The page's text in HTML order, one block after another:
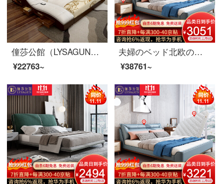
僮莎公館（LYSAGUN）ベッドのダブルベッドの近代的な柔らかいベッドの畳のベッドはマッサージを持って物の結婚式ベッドの進級版1800*2000を蓄えます。
¥22763~
夫婦のベッド北欧の木のベッド真皮のダブルベッド1.8メートルのベッドルームの簡単な結婚式ベッドの逸品の家具のベッド+ベッドの頭の戸棚*1 1800*2000
¥38761~